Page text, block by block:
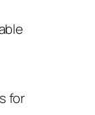
for